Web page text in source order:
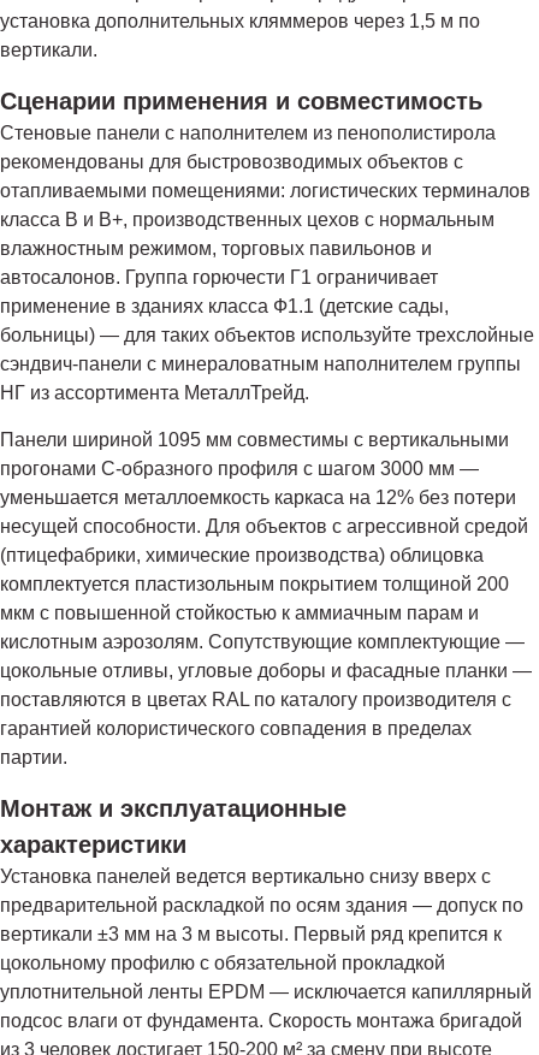
установка дополнительных кляммеров через 1,5 м по
вертикали.
Сценарии применения и совместимость
Стеновые панели с наполнителем из пенополистирола
рекомендованы для быстровозводимых объектов с
отапливаемыми помещениями: логистических терминалов
класса B и B+, производственных цехов с нормальным
влажностным режимом, торговых павильонов и
автосалонов. Группа горючести Г1 ограничивает
применение в зданиях класса Ф1.1 (детские сады,
больницы) — для таких объектов используйте трехслойные
сэндвич-панели с минераловатным наполнителем группы
НГ из ассортимента МеталлТрейд.
Панели шириной 1095 мм совместимы с вертикальными
прогонами С-образного профиля с шагом 3000 мм —
уменьшается металлоемкость каркаса на 12% без потери
несущей способности. Для объектов с агрессивной средой
(птицефабрики, химические производства) облицовка
комплектуется пластизольным покрытием толщиной 200
мкм с повышенной стойкостью к аммиачным парам и
кислотным аэрозолям. Сопутствующие комплектующие —
цокольные отливы, угловые доборы и фасадные планки —
поставляются в цветах RAL по каталогу производителя с
гарантией колористического совпадения в пределах
партии.
Монтаж и эксплуатационные
характеристики
Установка панелей ведется вертикально снизу вверх с
предварительной раскладкой по осям здания — допуск по
вертикали ±3 мм на 3 м высоты. Первый ряд крепится к
цокольному профилю с обязательной прокладкой
уплотнительной ленты EPDM — исключается капиллярный
подсос влаги от фундамента. Скорость монтажа бригадой
из 3 человек достигает 150-200 м² за смену при высоте